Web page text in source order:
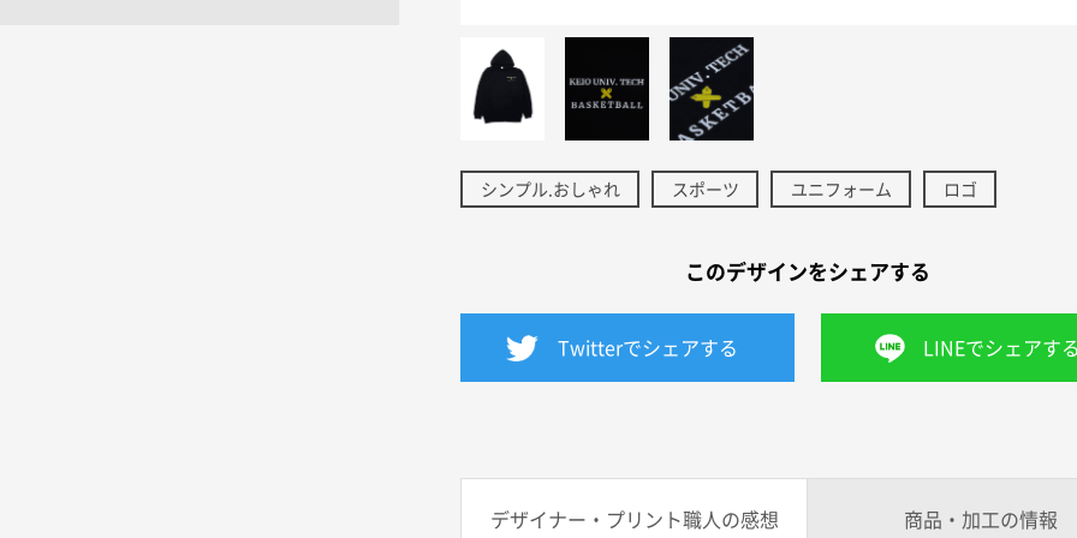
シンプル.おしゃれ スポーツ ユニフォーム ロゴ
このデザインをシェアする
Twitterでシェアする LINEでシェアす
デザイナー・プリント職人の感想 商品・加工の情報